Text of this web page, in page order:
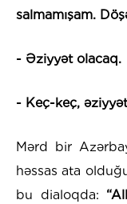
salmamışam.
- Əziyyət olacaq.
- Keç-keç,
Mərd bir
həssas ata
bu dialoqda: